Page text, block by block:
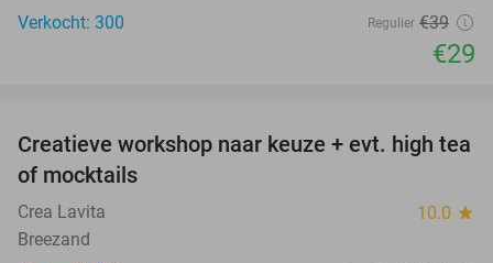
Verkocht: 300
Regulier €39
€29
41%
Creatieve workshop naar keuze + evt. high tea
of mocktails
Crea Lavita 10.0 star
Breezand